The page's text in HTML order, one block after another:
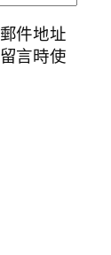
件地址
言時使